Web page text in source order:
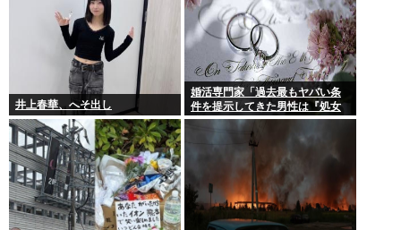
井上春華、へそ出し
婚活専門家「過去最もヤバい条
件を提示してきた男性は『処女
信仰』」ケンモメン…